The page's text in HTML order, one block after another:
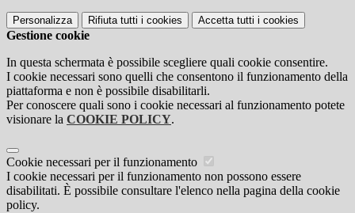
Personalizza Rifiuta tutti i cookies Accetta tutti i cookies
Gestione cookie
In questa schermata è possibile scegliere quali cookie consentire.
I cookie necessari sono quelli che consentono il funzionamento della
piattaforma e non è possibile disabilitarli.
Per conoscere quali sono i cookie necessari al funzionamento potete
visionare la COOKIE POLICY.
Cookie necessari per il funzionamento
I cookie necessari per il funzionamento non possono essere
disabilitati. È possibile consultare l'elenco nella pagina della cookie
policy.